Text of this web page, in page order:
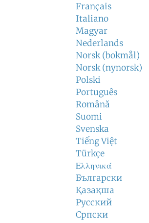
Français
Italiano
Magyar
Nederlands
Norsk (bokmål)
Norsk (nynorsk)
Polski
Português
Română
Suomi
Svenska
Tiếng Việt
Türkçe
Ελληνικά
Български
Қазақша
Русский
Српски